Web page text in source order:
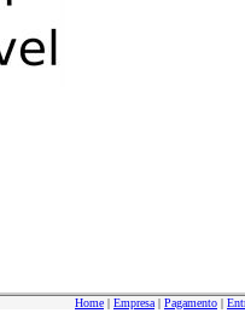
Home | Empresa | Pagamento |